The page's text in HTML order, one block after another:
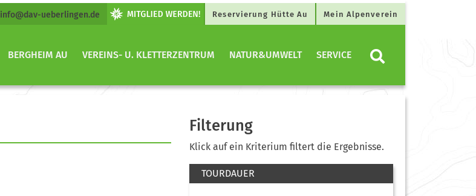
info@dav-ueberlingen.de Reservierung Hütte Au Mein Alpenverein
BERGHEIM AU VEREINS- U. KLETTERZENTRUM NATUR&UMWELT SERVICE
Filterung
Klick auf ein Kriterium filtert die Ergebnisse.
TOURDAUER